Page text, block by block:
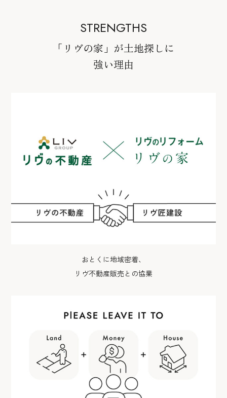
STRENGTHS
「リヴの家」が土地探しに
強い理由
おとくに地域密着、
リヴ不動産販売との協業